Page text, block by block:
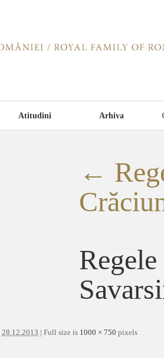
Atitudini Arhiva
←
28.12.2013 | Full size is 1000 × 750 pixels